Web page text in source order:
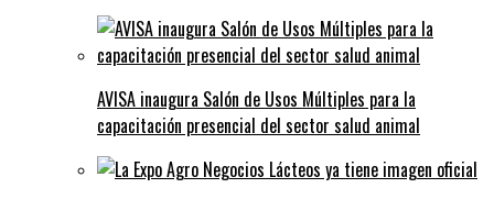
AVISA inaugura Salón de Usos Múltiples para la
capacitación presencial del sector salud animal